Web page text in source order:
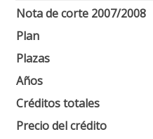
Nota de corte 2007/2008
Plan
Plazas
Años
Créditos totales
Precio del crédito